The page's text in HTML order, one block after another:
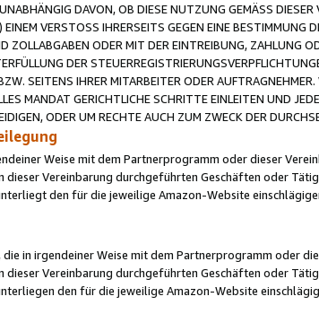
DAVON, OB DIESE NUTZUNG GEMÄSS
VERSTOSS IHRERSEITS GEGEN EINE BESTIMMUNG
ZOLLABGABEN ODER MIT DER EINTREIBUNG, ZAHLUNG
DER
SEITENS IHRER MITARBEITER ODER
MANDAT GERICHTLICHE SCHRITTE EINLEITEN UND
ODER UM RECHTE AUCH ZUM ZWECK DER
Weise mit dem Partnerprogramm oder dieser
dieser Vereinbarung durchgeführten Geschäften oder
den für die jeweilige Amazon-Website
in irgendeiner Weise mit dem Partnerprogramm oder
dieser Vereinbarung durchgeführten Geschäften oder
den für die jeweilige Amazon-Website